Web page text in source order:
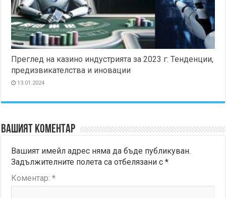
Преглед на казино индустрията за 2023 г: Тенденции,
предизвикателства и иновации
13.01.2024
Вашият коментар
Вашият имейл адрес няма да бъде публикуван.
Задължителните полета са отбелязани с*
Коментар:*